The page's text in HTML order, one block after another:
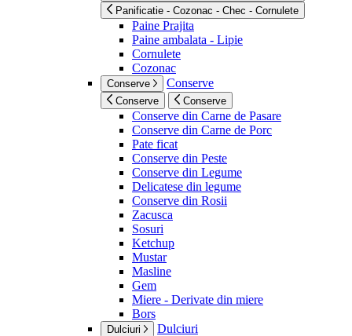
Panificatie - Cozonac - Chec - Cornulete
Paine Prajita
Paine ambalata - Lipie
Cornulete
Cozonac
Conserve Conserve
Conserve Conserve
Conserve din Carne de Pasare
Conserve din Carne de Porc
Pate ficat
Conserve din Peste
Conserve din Legume
Delicatese din legume
Conserve din Rosii
Zacusca
Sosuri
Ketchup
Mustar
Masline
Gem
Miere - Derivate din miere
Bors
Dulciuri Dulciuri